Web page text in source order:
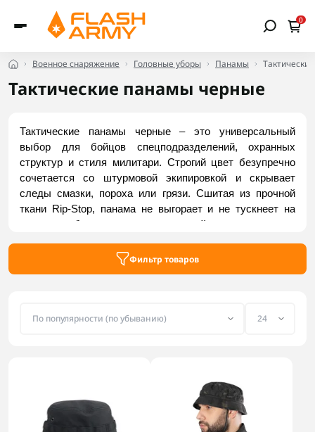
0
Военное снаряжение Головные уборы Панамы
Тактические панамы черные
Тактические панамы черные – это универсальный
выбор для бойцов спецподразделений, охранных
структур и стиля милитари. Строгий цвет безупречно
сочетается со штурмовой экипировкой и скрывает
следы смазки, пороха или грязи. Сшитая из прочной
ткани Rip-Stop, панама не выгорает и не тускнеет на
солнце благодаря специальной пропитке, а
время активных действий. Заказать актуальные модели
Фильтр товаров